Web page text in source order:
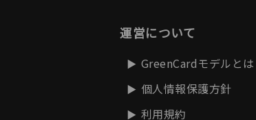
運営について
GreenCardモデルとは
個人情報保護方針
利用規約